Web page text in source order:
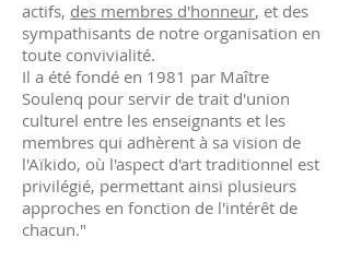
actifs, des membres d'honneur, et des
sympathisants de notre organisation en
toute convivialité.
Il a été fondé en 1981 par Maître
Soulenq pour servir de trait d'union
culturel entre les enseignants et les
membres qui adhèrent à sa vision de
l'Aïkido, où l'aspect d'art traditionnel est
privilégié, permettant ainsi plusieurs
approches en fonction de l'intérêt de
chacun."